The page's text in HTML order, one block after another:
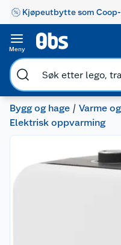
Kjøpeutbytte som
Meny
Bygg og hage
Varme
Elektrisk oppvarming